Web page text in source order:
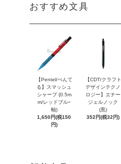
おすすめ文具
【Pentel/ぺんて
る】スマッシュ
シャープ (0.5m
m/レッドブルｰ
軸)
1,650円(税150
円)
【CDT/クラフト
デザインテクノ
ロジー】エナー
ジェルノック
(黒)
352円(税32円)